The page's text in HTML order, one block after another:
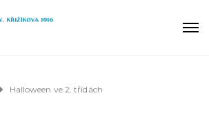
Halloween ve 2. třídách